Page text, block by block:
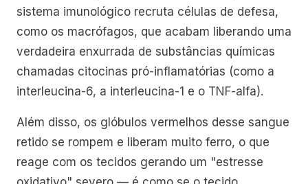
sistema imunológico recruta células de defesa,
como os macrófagos, que acabam liberando uma
verdadeira enxurrada de substâncias químicas
chamadas citocinas pró-inflamatórias (como a
interleucina-6, a interleucina-1 e o TNF-alfa).
Além disso, os glóbulos vermelhos desse sangue
retido se rompem e liberam muito ferro, o que
reage com os tecidos gerando um "estresse